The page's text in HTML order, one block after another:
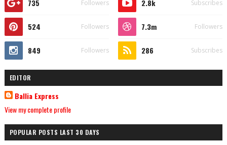
735 Followers 2.8k Subscribes
524 Followers 7.3m Followers
849 Followers 286 Subscribes
EDITOR
Ballia Express
View my complete profile
POPULAR POSTS LAST 30 DAYS